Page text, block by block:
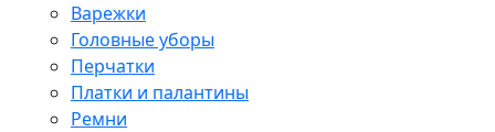
Варежки
Головные уборы
Перчатки
Платки и палантины
Ремни